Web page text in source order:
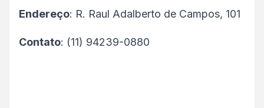
Endereço: R. Raul Adalberto de Campos, 101
Contato: (11) 94239-0880